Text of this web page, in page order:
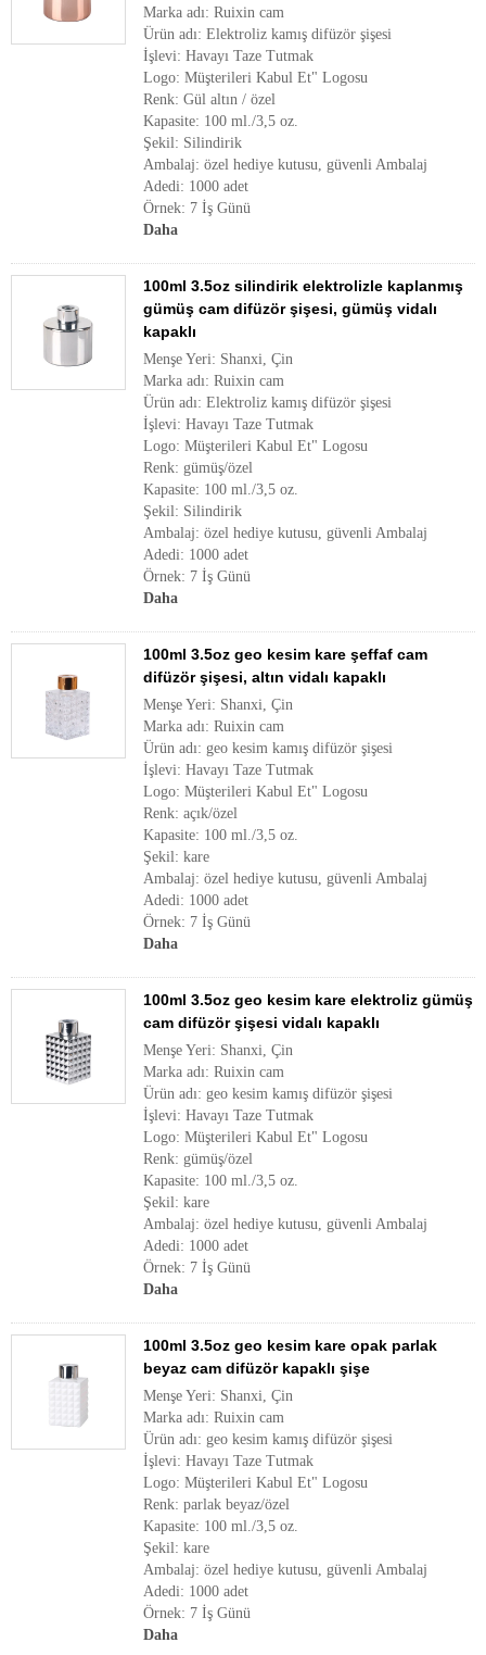
Marka adı: Ruixin cam
Ürün adı: Elektroliz kamış difüzör şişesi
İşlevi: Havayı Taze Tutmak
Logo: Müşterileri Kabul Et" Logosu
Renk: Gül altın / özel
Kapasite: 100 ml./3,5 oz.
Şekil: Silindirik
Ambalaj: özel hediye kutusu, güvenli Ambalaj
Adedi: 1000 adet
Örnek: 7 İş Günü
Daha
100ml 3.5oz silindirik elektrolizle kaplanmış
gümüş cam difüzör şişesi, gümüş vidalı
kapaklı
Menşe Yeri: Shanxi, Çin
Marka adı: Ruixin cam
Ürün adı: Elektroliz kamış difüzör şişesi
İşlevi: Havayı Taze Tutmak
Logo: Müşterileri Kabul Et" Logosu
Renk: gümüş/özel
Kapasite: 100 ml./3,5 oz.
Şekil: Silindirik
Ambalaj: özel hediye kutusu, güvenli Ambalaj
Adedi: 1000 adet
Örnek: 7 İş Günü
Daha
100ml 3.5oz geo kesim kare şeffaf cam
difüzör şişesi, altın vidalı kapaklı
Menşe Yeri: Shanxi, Çin
Marka adı: Ruixin cam
Ürün adı: geo kesim kamış difüzör şişesi
İşlevi: Havayı Taze Tutmak
Logo: Müşterileri Kabul Et" Logosu
Renk: açık/özel
Kapasite: 100 ml./3,5 oz.
Şekil: kare
Ambalaj: özel hediye kutusu, güvenli Ambalaj
Adedi: 1000 adet
Örnek: 7 İş Günü
Daha
100ml 3.5oz geo kesim kare elektroliz gümüş
cam difüzör şişesi vidalı kapaklı
Menşe Yeri: Shanxi, Çin
Marka adı: Ruixin cam
Ürün adı: geo kesim kamış difüzör şişesi
İşlevi: Havayı Taze Tutmak
Logo: Müşterileri Kabul Et" Logosu
Renk: gümüş/özel
Kapasite: 100 ml./3,5 oz.
Şekil: kare
Ambalaj: özel hediye kutusu, güvenli Ambalaj
Adedi: 1000 adet
Örnek: 7 İş Günü
Daha
100ml 3.5oz geo kesim kare opak parlak
beyaz cam difüzör kapaklı şişe
Menşe Yeri: Shanxi, Çin
Marka adı: Ruixin cam
Ürün adı: geo kesim kamış difüzör şişesi
İşlevi: Havayı Taze Tutmak
Logo: Müşterileri Kabul Et" Logosu
Renk: parlak beyaz/özel
Kapasite: 100 ml./3,5 oz.
Şekil: kare
Ambalaj: özel hediye kutusu, güvenli Ambalaj
Adedi: 1000 adet
Örnek: 7 İş Günü
Daha